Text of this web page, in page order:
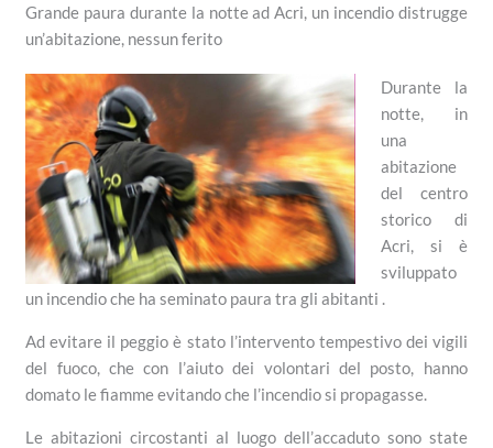
Grande paura durante la notte ad Acri, un incendio distrugge
un’abitazione, nessun ferito
Durante la
notte, in
una
abitazione
del centro
storico di
Acri, si è
sviluppato
un incendio che ha seminato paura tra gli abitanti .
Ad evitare il peggio è stato l’intervento tempestivo dei vigili
del fuoco, che con l’aiuto dei volontari del posto, hanno
domato le fiamme evitando che l’incendio si propagasse.
Le abitazioni circostanti al luogo dell’accaduto sono state